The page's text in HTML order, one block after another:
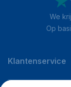
We
Op
Klantenservice